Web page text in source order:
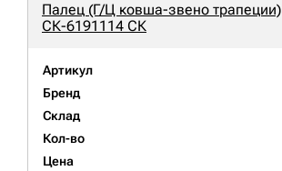
Палец (Г/Ц ковша-звено трапеции)
СК-6191114 СК
Артикул
Бренд
Склад
Кол-во
Цена